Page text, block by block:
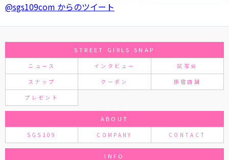
@sgs109com からのツイート
STREET GIRLS SNAP
ニュース インタビュー 試写会
スナップ クーポン 原宿店舗
プレゼント
ABOUT
SGS109 COMPANY CONTACT
INFO